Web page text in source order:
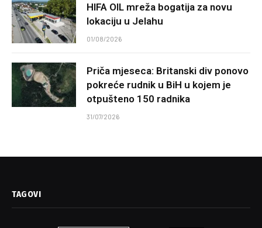
HIFA OIL mreža bogatija za novu
lokaciju u Jelahu
01/08/2026
Priča mjeseca: Britanski div ponovo
pokreće rudnik u BiH u kojem je
otpušteno 150 radnika
31/07/2026
TAGOVI